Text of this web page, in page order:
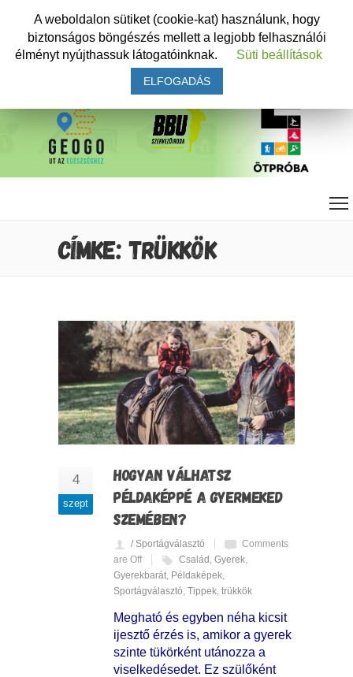
CÍMKE: TRÜKKÖK
4
szept
HOGYAN VÁLHATSZ
PÉLDAKÉPPÉ A GYERMEKED
SZEMÉBEN?
/ Sportágválasztó
Comments
are Off
Család Gyerek
Gyerekbarát Példaképek
Sportágválasztó Tippek trükkök
Megható és egyben néha kicsit
ijesztő érzés is, amikor a gyerek
szinte tükörként utánozza a
viselkedésedet. Ez szülőként
A weboldalon sütiket (cookie-kat) használunk, hogy
biztonságos böngészés mellett a legjobb felhasználói
élményt nyújthassuk látogatóinknak.
Süti beállítások
ELFOGADÁS